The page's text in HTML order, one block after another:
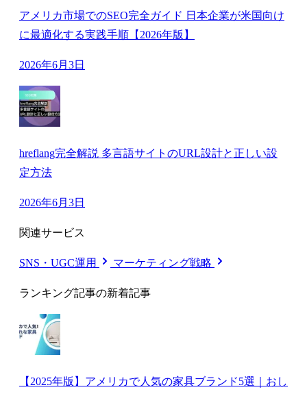
アメリカ市場でのSEO完全ガイド 日本企業が米国向け
に最適化する実践手順【2026年版】
2026年6月3日
hreflang完全解説 多言語サイトのURL設計と正しい設
定方法
2026年6月3日
関連サービス
SNS・UGC運用 マーケティング戦略
ランキング記事の新着記事
【2025年版】アメリカで人気の家具ブランド5選｜おし